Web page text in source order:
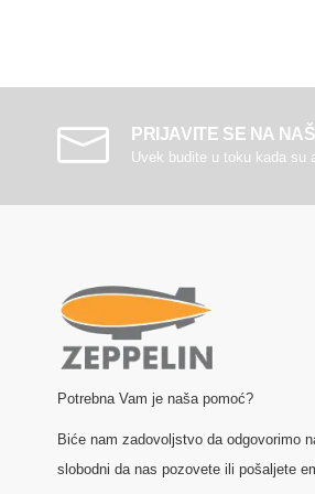
PRIJAVITE SE NA
Uvek budite u toku kada su
Potrebna Vam je naša pomoć?
Biće nam zadovoljstvo da odgovorimo
slobodni da nas pozovete ili pošaljete